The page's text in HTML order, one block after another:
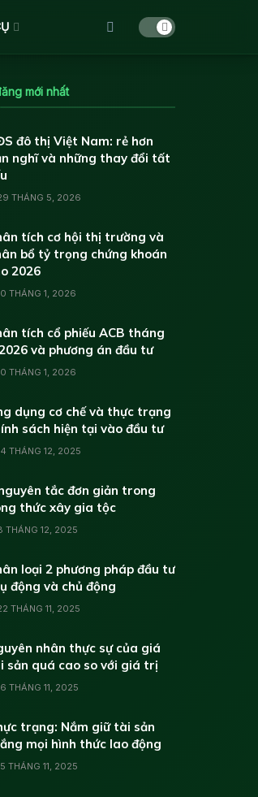
mới nhất
đô thị Việt Nam: rẻ hơn
nghĩ và những thay đổi tất
THÁNG 5, 2026
tích cơ hội thị trường và
bổ tỷ trọng chứng khoán
2026
THÁNG 1, 2026
tích cổ phiếu ACB tháng
và phương án đầu tư
THÁNG 1, 2026
dụng cơ chế và thực trạng
sách hiện tại vào đầu tư
THÁNG 12, 2025
tắc đơn giản trong
thức xây gia tộc
THÁNG 12, 2025
loại 2 phương pháp đầu tư
động và chủ động
THÁNG 11, 2025
nhân thực sự của giá
sản quá cao so với giá trị
THÁNG 11, 2025
trạng: Nắm giữ tài sản
mọi hình thức lao động
THÁNG 11, 2025